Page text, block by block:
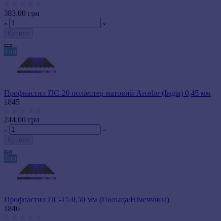
383.00 грн
Топ
Профнастил ПС-20 поліестер матовий Arcelor (Індія) 0,45 мм
1845
244.00 грн
Топ
Профнастил ПС-15 0,50 мм (Польща/Німеччина)
1846